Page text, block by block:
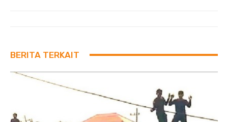
BERITA TERKAIT